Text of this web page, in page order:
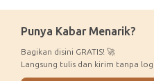
Punya Kabar Menarik?
Bagikan disini GRATIS! 🚀
Langsung tulis dan kirim tanpa